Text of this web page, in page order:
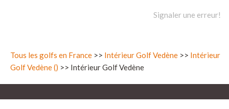
Signaler une erreur!
Tous les golfs en France >> Intérieur Golf Vedène >> Intérieur
Golf Vedène () >> Intérieur Golf Vedène